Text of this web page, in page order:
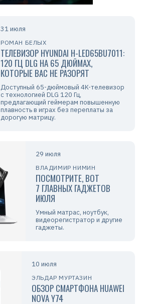
31 июля
РОМАН БЕЛЫХ
ТЕЛЕВИЗОР HYUNDAI H-LED65BU7011:
120 ГЦ DLG НА 65 ДЮЙМАХ,
КОТОРЫЕ ВАС НЕ РАЗОРЯТ
Доступный 65-дюймовый 4K-телевизор
с технологией DLG 120 Гц,
предлагающий геймерам повышенную
плавность в играх без переплаты за
дорогую матрицу.
29 июля
ВЛАДИМИР НИМИН
ПОСМОТРИТЕ, ВОТ
7 ГЛАВНЫХ ГАДЖЕТОВ
ИЮЛЯ
Умный матрас, ноутбук,
видеорегистратор и другие
гаджеты.
10 июля
ЭЛЬДАР МУРТАЗИН
ОБЗОР СМАРТФОНА HUAWEI
NOVA Y74